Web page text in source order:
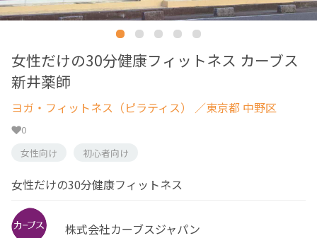
女性だけの30分健康フィットネス カーブス
新井薬師
ヨガ・フィットネス（ピラティス） ／東京都 中野区
0
女性向け
初心者向け
女性だけの30分健康フィットネス
株式会社カーブスジャパン